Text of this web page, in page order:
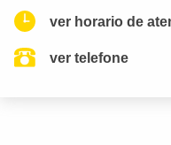
ver horario de
ver telefone